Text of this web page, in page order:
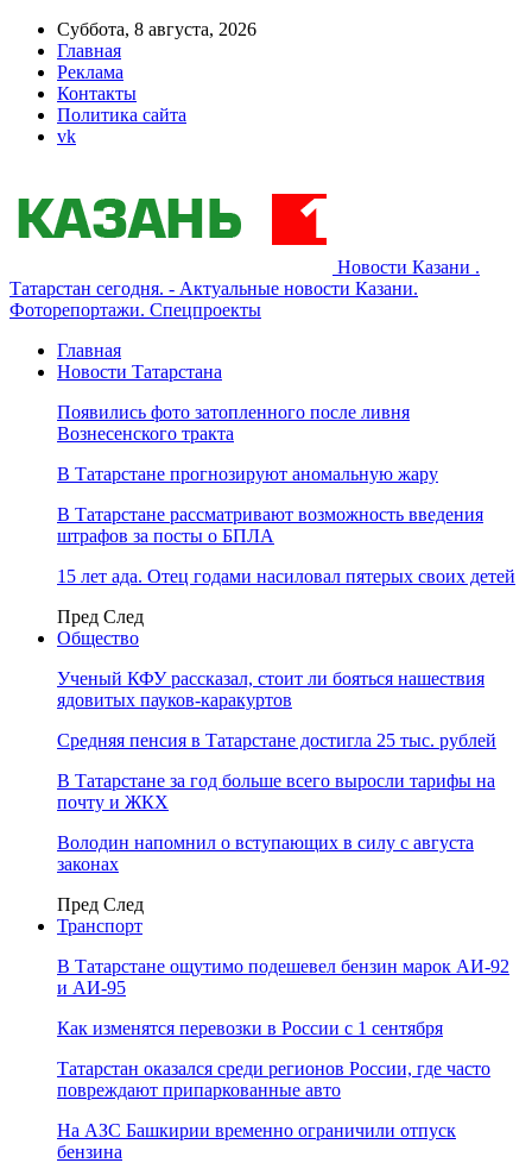
Суббота, 8 августа, 2026
Главная
Реклама
Контакты
Политика сайта
vk
Новости Казани .
Татарстан сегодня. - Актуальные новости Казани.
Фоторепортажи. Спецпроекты
Главная
Новости Татарстана
Появились фото затопленного после ливня
Вознесенского тракта
В Татарстане прогнозируют аномальную жару
В Татарстане рассматривают возможность введения
штрафов за посты о БПЛА
15 лет ада. Отец годами насиловал пятерых своих детей
Пред След
Общество
Ученый КФУ рассказал, стоит ли бояться нашествия
ядовитых пауков-каракуртов
Средняя пенсия в Татарстане достигла 25 тыс. рублей
В Татарстане за год больше всего выросли тарифы на
почту и ЖКХ
Володин напомнил о вступающих в силу с августа
законах
Пред След
Транспорт
В Татарстане ощутимо подешевел бензин марок АИ-92
и АИ-95
Как изменятся перевозки в России с 1 сентября
Татарстан оказался среди регионов России, где часто
повреждают припаркованные авто
На АЗС Башкирии временно ограничили отпуск
бензина